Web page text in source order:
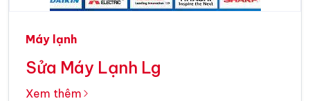
Máy lạnh
Sửa Máy Lạnh Lg
Xem thêm